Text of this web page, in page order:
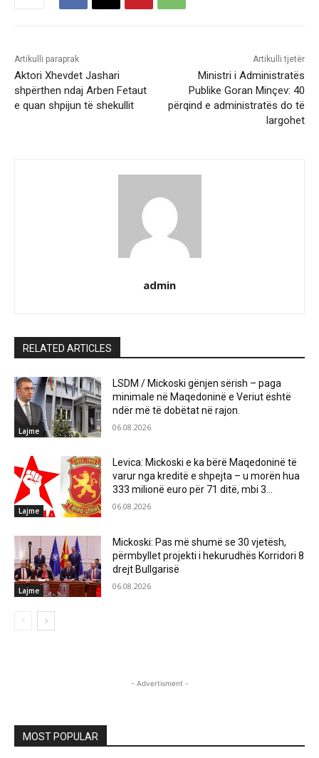
Artikulli paraprak
Aktori Xhevdet Jashari
shpërthen ndaj Arben Fetaut
e quan shpijun të shekullit
Artikulli tjetër
Ministri i Administratës
Publike Goran Minçev: 40
përqind e administratës do të
largohet
admin
RELATED ARTICLES
Lajme
LSDM / Mickoski gënjen sërish – paga
minimale në Maqedoninë e Veriut është
ndër më të dobëtat në rajon.
06.08.2026
Lajme
Levica: Mickoski e ka bërë Maqedoninë të
varur nga kreditë e shpejta – u morën hua
333 milionë euro për 71 ditë, mbi 3...
06.08.2026
Lajme
Mickoski: Pas më shumë se 30 vjetësh,
përmbyllet projekti i hekurudhës Korridori 8
drejt Bullgarisë
06.08.2026
- Advertisment -
MOST POPULAR